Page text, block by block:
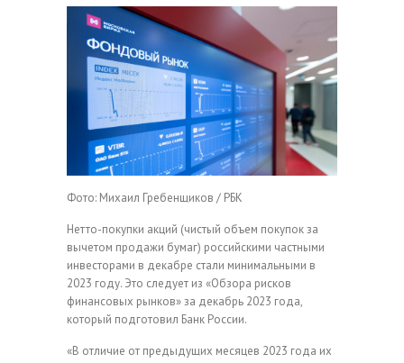
Фото: Михаил Гребенщиков / РБК
Нетто-покупки акций (чистый объем покупок за
вычетом продажи бумаг) российскими частными
инвесторами в декабре стали минимальными в
2023 году. Это следует из «Обзора рисков
финансовых рынков» за декабрь 2023 года,
который подготовил Банк России.
«В отличие от предыдущих месяцев 2023 года их